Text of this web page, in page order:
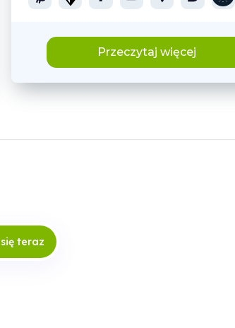
Przeczytaj więcej
teraz